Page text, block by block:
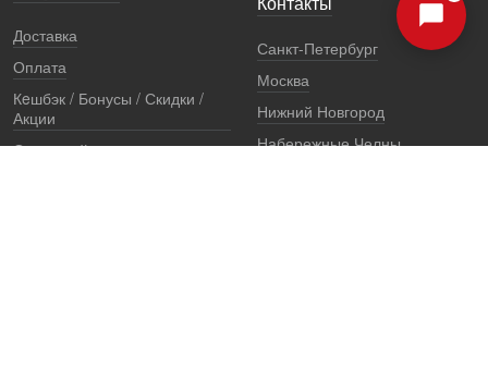
Доставка
Оплата
Кeшбэк / Бонусы / Скидки /
Акции
Остерегайтесь подделок
Санкт-Петербург
Москва
Нижний Новгород
Набережные Челны